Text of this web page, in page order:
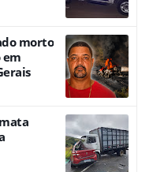
morto
em